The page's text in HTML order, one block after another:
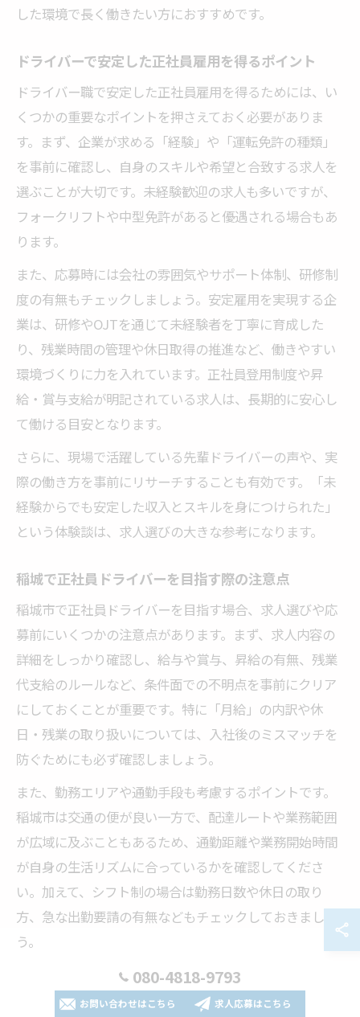
した環境で長く働きたい方におすすめです。
ドライバーで安定した正社員雇用を得るポイント
ドライバー職で安定した正社員雇用を得るためには、い
くつかの重要なポイントを押さえておく必要がありま
す。まず、企業が求める「経験」や「運転免許の種類」
を事前に確認し、自身のスキルや希望と合致する求人を
選ぶことが大切です。未経験歓迎の求人も多いですが、
フォークリフトや中型免許があると優遇される場合もあ
ります。
また、応募時には会社の雰囲気やサポート体制、研修制
度の有無もチェックしましょう。安定雇用を実現する企
業は、研修やOJTを通じて未経験者を丁寧に育成した
り、残業時間の管理や休日取得の推進など、働きやすい
環境づくりに力を入れています。正社員登用制度や昇
給・賞与支給が明記されている求人は、長期的に安心し
て働ける目安となります。
さらに、現場で活躍している先輩ドライバーの声や、実
際の働き方を事前にリサーチすることも有効です。「未
経験からでも安定した収入とスキルを身につけられた」
という体験談は、求人選びの大きな参考になります。
稲城で正社員ドライバーを目指す際の注意点
稲城市で正社員ドライバーを目指す場合、求人選びや応
募前にいくつかの注意点があります。まず、求人内容の
詳細をしっかり確認し、給与や賞与、昇給の有無、残業
代支給のルールなど、条件面での不明点を事前にクリア
にしておくことが重要です。特に「月給」の内訳や休
日・残業の取り扱いについては、入社後のミスマッチを
防ぐためにも必ず確認しましょう。
また、勤務エリアや通勤手段も考慮するポイントです。
稲城市は交通の便が良い一方で、配達ルートや業務範囲
が広域に及ぶこともあるため、通勤距離や業務開始時間
が自身の生活リズムに合っているかを確認してくださ
い。加えて、シフト制の場合は勤務日数や休日の取り
方、急な出勤要請の有無などもチェックしておきましょ
う。
最後に、企業のサポート体制や研修内容にも注目し、未
経験者やブランクのある方でも安心して働ける環境かど
080-4818-9793
お問い合わせはこちら 求人応募はこちら